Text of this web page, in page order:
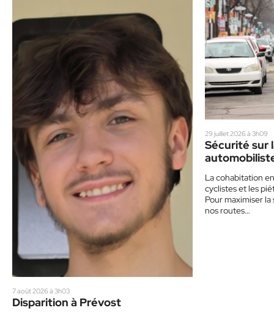
7 août 2026 à 3h03
Disparition à Prévost
29 juillet 2026 à 3h09
Sécurité sur
La cohabitation
cyclistes et les
Pour maximiser
nos routes…